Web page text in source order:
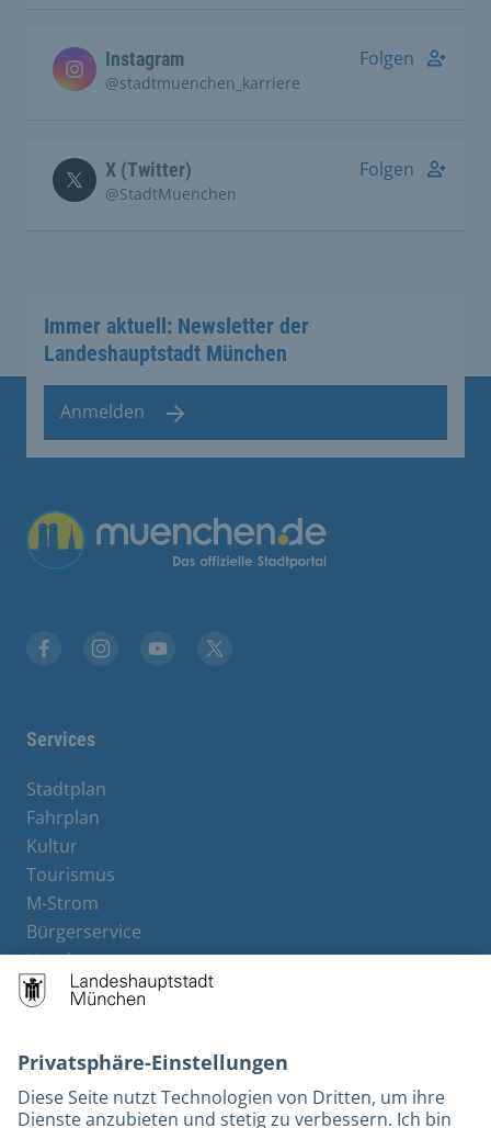
Instagram
@stadtmuenchen_karriere
Folgen
X (Twitter)
@StadtMuenchen
Folgen
Immer aktuell: Newsletter der
Landeshauptstadt München
Anmelden
Services
Stadtplan
Fahrplan
Kultur
Tourismus
M-Strom
Bürgerservice
Hotels
Barrierefreiheit
Leichte Sprache